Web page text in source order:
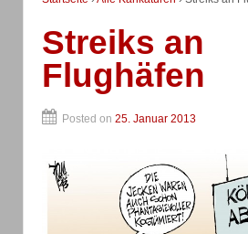
Streiks an
Flughäfen
Posted on 25. Januar 2013